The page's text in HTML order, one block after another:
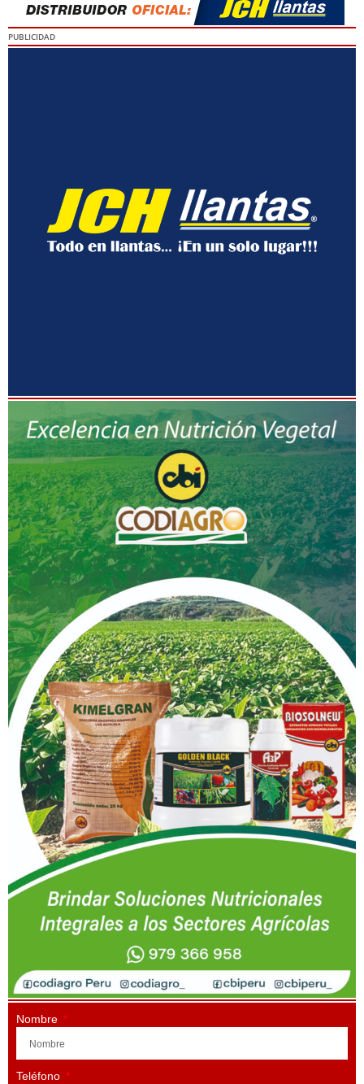
PUBLICIDAD
Nombre
Teléfono